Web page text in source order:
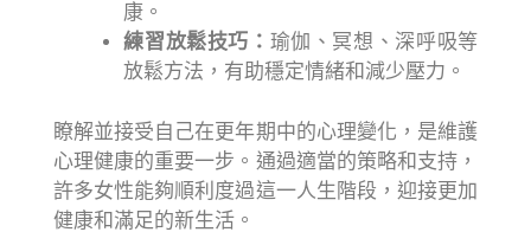
康。
練習放鬆技巧： 瑜伽、冥想、深呼吸等
放鬆方法，有助穩定情緒和減少壓力。
瞭解並接受自己在更年期中的心理變化，是維護
心理健康的重要一步。通過適當的策略和支持，
許多女性能夠順利度過這一人生階段，迎接更加
健康和滿足的新生活。